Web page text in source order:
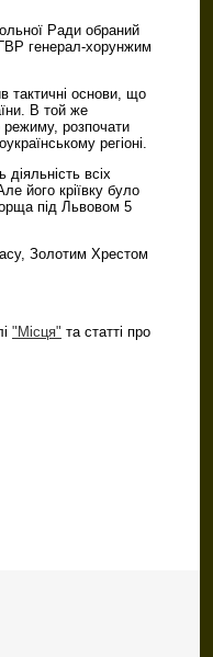
Ради обраний
генерал-хорунжим
тактичні основи, що
В той же
режиму, розпочати
регіоні.
всіх
його кріївку було
під Львовом 5
Золотим Хрестом
"Місця" та статті про